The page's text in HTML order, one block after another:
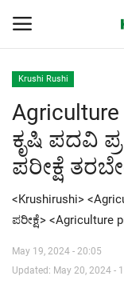
Home
Finance
ರೈತರ ಯಶೋಗಾಥೆಗಳು
Krushi Rushi
Krushi Rushi
ಕೃಷಿ ಪದವಿ
ಪರೀಕ್ಷೆ
<Krushirushi>
ಪರೀಕ್ಷೆ> <Agriculture
May 19, 2024 - 20:05
Updated: May 20, 2024 -